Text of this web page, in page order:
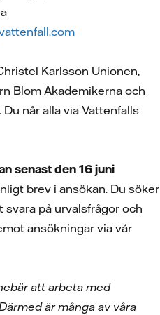
Karlsson Unionen,
Blom Akademikerna och
når alla via Vattenfalls
senast den 16 juni
brev i ansökan. Du söker
på urvalsfrågor och
ansökningar via vår
att arbeta med
är många av våra